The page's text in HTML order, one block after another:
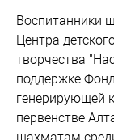
Воспитанники
Центра
творчества
поддержке
генерирующей
первенстве
шахматам